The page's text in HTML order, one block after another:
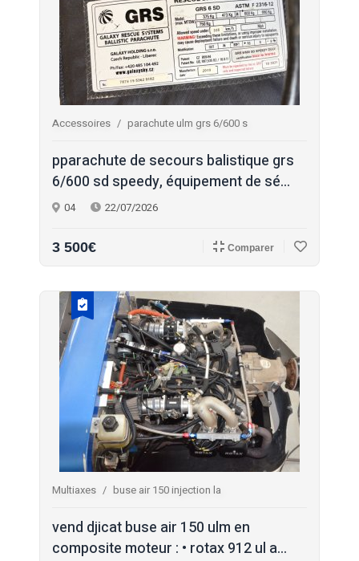
Accessoires parachute ulm grs 6/600 s
pparachute de secours balistique grs
6/600 sd speedy, équipement de sé...
04 22/07/2026
3 500€ Comparer
Multiaxes buse air 150 injection la
vend djicat buse air 150 ulm en
composite moteur : • rotax 912 ul a...